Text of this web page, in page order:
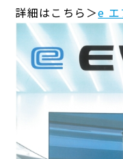
詳細はこちら＞e エ